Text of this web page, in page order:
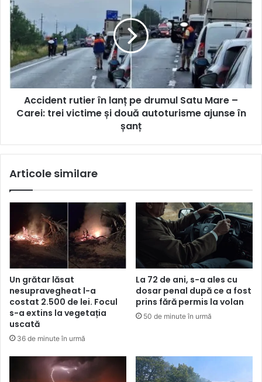
Accident rutier în lanț pe drumul Satu Mare –
Carei: trei victime și două autoturisme ajunse în
șanț
Articole similare
Un grătar lăsat
nesupravegheat l-a
costat 2.500 de lei. Focul
s-a extins la vegetația
uscată
36 de minute în urmă
La 72 de ani, s-a ales cu
dosar penal după ce a fost
prins fără permis la volan
50 de minute în urmă